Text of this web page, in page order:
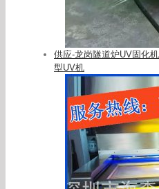
供应-龙岗隧道炉UV固化
型UV机